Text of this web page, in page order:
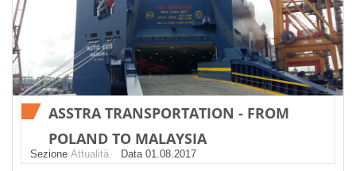
ASSTRA TRANSPORTATION - FROM
POLAND TO MALAYSIA
Sezione Attualità Datа 01.08.2017